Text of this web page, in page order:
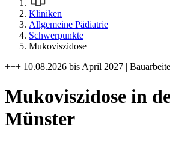
Kliniken
Allgemeine Pädiatrie
Schwerpunkte
Mukoviszidose
+++ 10.08.2026 bis April 2027 |
Mukoviszidose in
Münster